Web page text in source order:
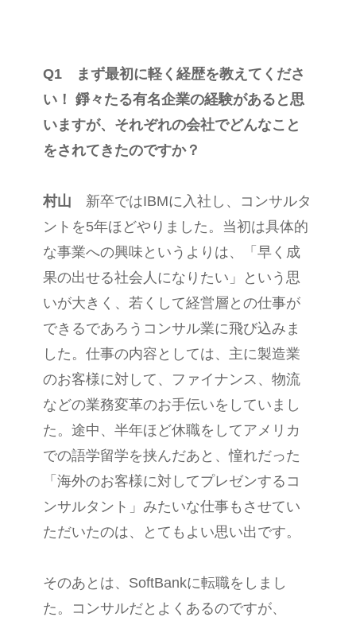
Q1 まず最初に軽く経歴を教えてくださ
い！ 錚々たる有名企業の経験があると思
いますが、それぞれの会社でどんなこと
をされてきたのですか？
村山 新卒ではIBMに入社し、コンサルタ
ントを5年ほどやりました。当初は具体的
な事業への興味というよりは、「早く成
果の出せる社会人になりたい」という思
いが大きく、若くして経営層との仕事が
できるであろうコンサル業に飛び込みま
した。仕事の内容としては、主に製造業
のお客様に対して、ファイナンス、物流
などの業務変革のお手伝いをしていまし
た。途中、半年ほど休職をしてアメリカ
での語学留学を挟んだあと、憧れだった
「海外のお客様に対してプレゼンするコ
ンサルタント」みたいな仕事もさせてい
ただいたのは、とてもよい思い出です。
そのあとは、SoftBankに転職をしまし
た。コンサルだとよくあるのですが、